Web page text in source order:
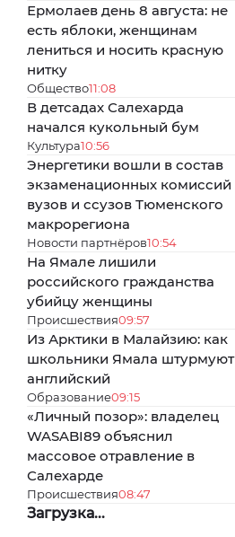
Ермолаев день 8 августа: не
есть яблоки, женщинам
лениться и носить красную
нитку
Общество11:08
В детсадах Салехарда
начался кукольный бум
Культура10:56
Энергетики вошли в состав
экзаменационных комиссий
вузов и ссузов Тюменского
макрорегиона
Новости партнёров10:54
На Ямале лишили
российского гражданства
убийцу женщины
Происшествия09:57
Из Арктики в Малайзию: как
школьники Ямала штурмуют
английский
Образование09:15
«Личный позор»: владелец
WASABI89 объяснил
массовое отравление в
Салехарде
Происшествия08:47
Загрузка...